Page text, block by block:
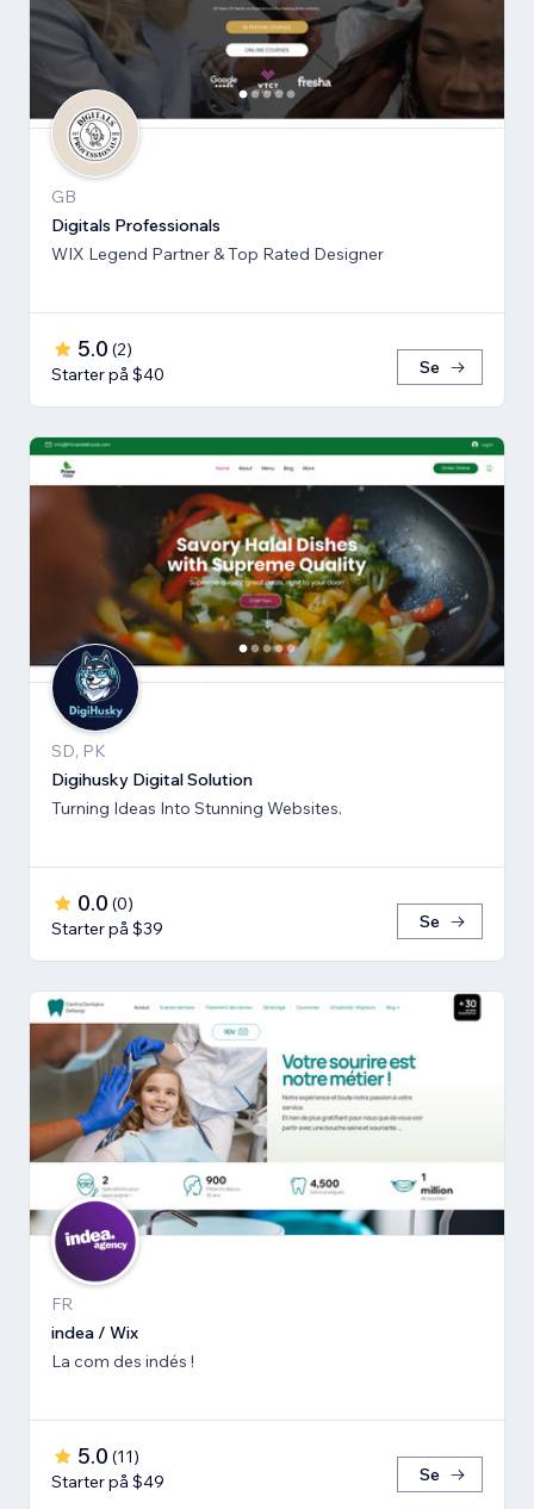
GB
Digitals Professionals
WIX Legend Partner & Top Rated Designer
5.0 (2)
Starter på $40
Se
SD, PK
Digihusky Digital Solution
Turning Ideas Into Stunning Websites.
0.0 (0)
Starter på $39
Se
FR
indea / Wix
La com des indés !
5.0 (11)
Starter på $49
Se